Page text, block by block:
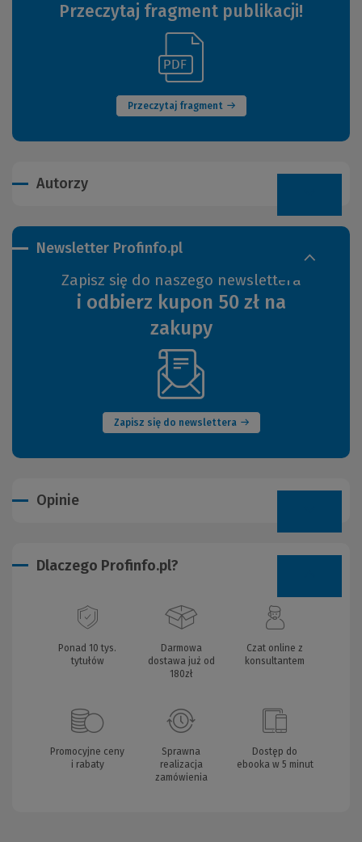
Przeczytaj fragment publikacji!
Przeczytaj fragment
(Nowe
okno)
innej
strony)
Autorzy
Newsletter Profinfo.pl
Zapisz się do naszego newslettera
i odbierz kupon 50 zł na
zakupy
Zapisz się do newslettera
(Nowe
okno)
Opinie
Dlaczego Profinfo.pl?
Ponad 10 tys.
tytułów
Darmowa
dostawa już od
180zł
Czat online z
konsultantem
Promocyjne ceny
i rabaty
Sprawna
realizacja
zamówienia
Dostęp do
ebooka w 5 minut